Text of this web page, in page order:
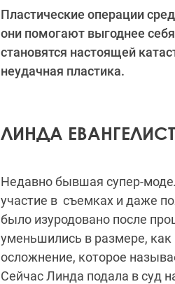
Пластические операции
они помогают выгоднее
становятся настоящей
неудачная пластика.
ЛИНДА
Недавно бывшая супер-
участие в съемках и даже
было изуродовано после
уменьшились в размере, как
осложнение, которое
Сейчас Линда подала в суд